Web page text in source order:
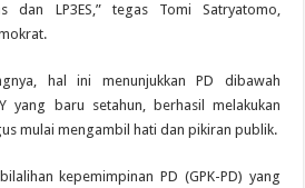
dan LP3ES,” tegas Tomi Satryatomo,
hal ini menunjukkan PD dibawah
yang baru setahun, berhasil melakukan
mulai mengambil hati dan pikiran publik.
kepemimpinan PD (GPK-PD) yang